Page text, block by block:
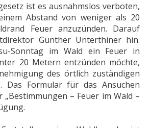
ist es ausnahmslos verboten,
Abstand von weniger als 20
Feuer anzuzünden. Darauf
Günther Unterthiner hin.
Sonntag im Wald ein Feuer in
20 Metern entzünden möchte,
des örtlich zuständigen
Das Formular für das Ansuchen
– Feuer im Wald –